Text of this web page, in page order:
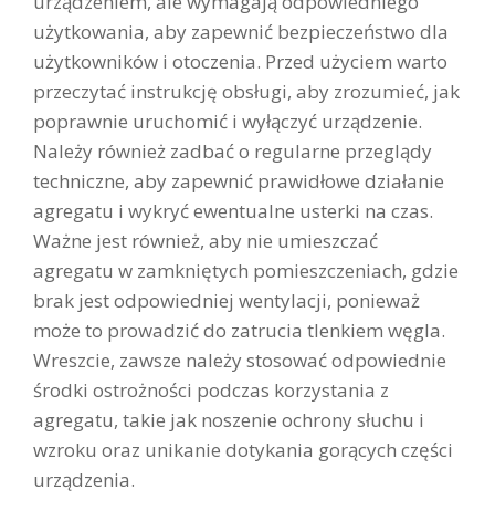
użytkowania, aby zapewnić bezpieczeństwo dla
użytkowników i otoczenia. Przed użyciem warto
przeczytać instrukcję obsługi, aby zrozumieć, jak
poprawnie uruchomić i wyłączyć urządzenie.
Należy również zadbać o regularne przeglądy
techniczne, aby zapewnić prawidłowe działanie
agregatu i wykryć ewentualne usterki na czas.
Ważne jest również, aby nie umieszczać
agregatu w zamkniętych pomieszczeniach, gdzie
brak jest odpowiedniej wentylacji, ponieważ
może to prowadzić do zatrucia tlenkiem węgla.
Wreszcie, zawsze należy stosować odpowiednie
środki ostrożności podczas korzystania z
agregatu, takie jak noszenie ochrony słuchu i
wzroku oraz unikanie dotykania gorących części
urządzenia.